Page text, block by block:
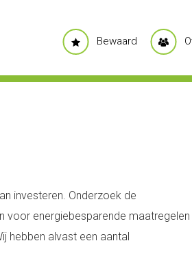
Bewaard
investeren. Onderzoek de
voor energiebesparende maatregelen
hebben alvast een aantal